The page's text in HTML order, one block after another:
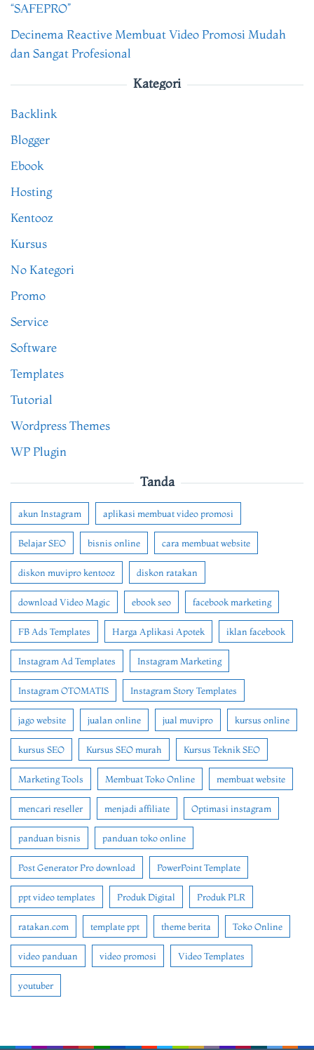
“SAFEPRO”
Decinema Reactive Membuat Video Promosi Mudah
dan Sangat Profesional
Kategori
Backlink
Blogger
Ebook
Hosting
Kentooz
Kursus
No Kategori
Promo
Service
Software
Templates
Tutorial
Wordpress Themes
WP Plugin
Tanda
akun Instagram aplikasi membuat video promosi
Belajar SEO bisnis online cara membuat website
diskon muvipro kentooz diskon ratakan
download Video Magic ebook seo facebook marketing
FB Ads Templates Harga Aplikasi Apotek iklan facebook
Instagram Ad Templates Instagram Marketing
Instagram OTOMATIS Instagram Story Templates
jago website jualan online jual muvipro kursus online
kursus SEO Kursus SEO murah Kursus Teknik SEO
Marketing Tools Membuat Toko Online membuat website
mencari reseller menjadi affiliate Optimasi instagram
panduan bisnis panduan toko online
Post Generator Pro download PowerPoint Template
ppt video templates Produk Digital Produk PLR
ratakan.com template ppt theme berita Toko Online
video panduan video promosi Video Templates
youtuber